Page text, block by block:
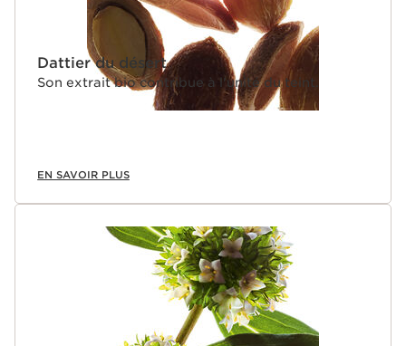
Dattier du désert
Son extrait bio contribue à l'unité du teint.
EN SAVOIR PLUS